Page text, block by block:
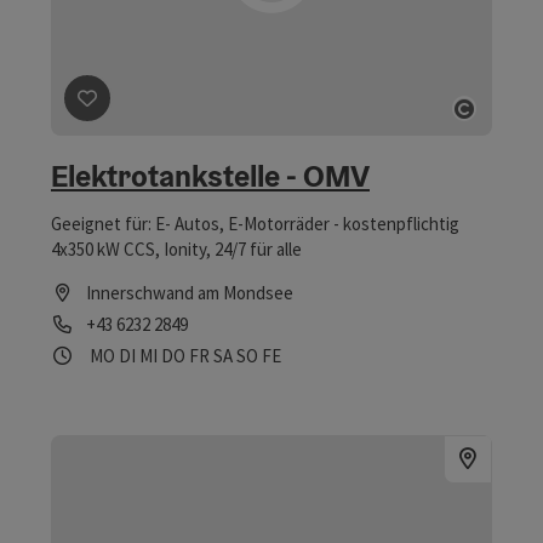
Beitrag merken
Elektrotankstelle - OMV
Geeignet für: E- Autos, E-Motorräder - kostenpflichtig
4x350 kW CCS, Ionity, 24/7 für alle
Innerschwand am Mondsee
Telefon
+43 6232 2849
Öffnungszeiten
MO Montag geöffnet
DI Dienstag geöffnet
MI Mittwoch geöffnet
DO Donnerstag geöffnet
FR Freitag geöffnet
SASamstag geöffnet
SO Sonntag geöffnet
FEFeiertag geöffnet